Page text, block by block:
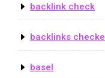
backlink check
backlinks
basel